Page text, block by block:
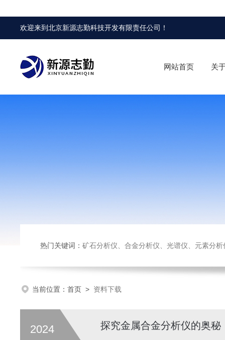
欢迎来到北京新源志勤科技开发有限责任公司 ！
网站首页 关
热门关键词： 矿石分析仪、合金分析仪、光谱仪、元素分析
当前位置： 首页 > 资料下载
2024 探究金属合金分析仪的奥秘